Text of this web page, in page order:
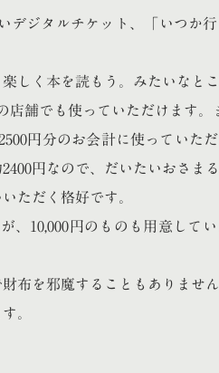
デジタルチケット、「いつか
しく本を読もう。みたいなと
店舗でも使っていただけます。
円分のお会計に使っていた
円なので、だいたいおさま
ただく格好です。
、10,000円のものも用意して
布を邪魔することもありませ
。